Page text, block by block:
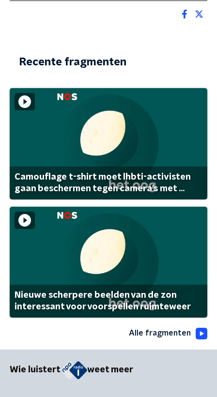
Recente fragmenten
Camouflage t-shirt moet lhbti-activisten
gaan beschermen tegen camera's met ...
Nieuwe scherpere beelden van de zon
interessant voor voorspellen ruimteweer
Alle fragmenten
Wie luistert weet meer